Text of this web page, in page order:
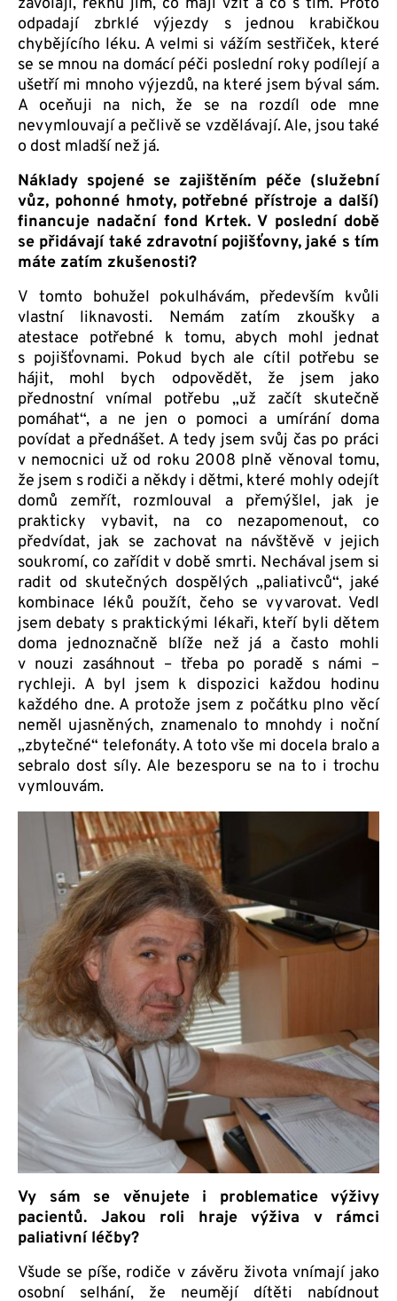
zavolají, řeknu jim, co mají vzít a co s tím. Proto
odpadají zbrklé výjezdy s jednou krabičkou
chybějícího léku. A velmi si vážím sestřiček, které
se se mnou na domácí péči poslední roky podílejí a
ušetří mi mnoho výjezdů, na které jsem býval sám.
A oceňuji na nich, že se na rozdíl ode mne
nevymlouvají a pečlivě se vzdělávají. Ale, jsou také
o dost mladší než já.
Náklady spojené se zajištěním péče (služební
vůz, pohonné hmoty, potřebné přístroje a další)
financuje nadační fond Krtek. V poslední době
se přidávají také zdravotní pojišťovny, jaké s tím
máte zatím zkušenosti?
V tomto bohužel pokulhávám, především kvůli
vlastní liknavosti. Nemám zatím zkoušky a
atestace potřebné k tomu, abych mohl jednat
s pojišťovnami. Pokud bych ale cítil potřebu se
hájit, mohl bych odpovědět, že jsem jako
přednostní vnímal potřebu „už začít skutečně
pomáhat“, a ne jen o pomoci a umírání doma
povídat a přednášet. A tedy jsem svůj čas po práci
v nemocnici už od roku 2008 plně věnoval tomu,
že jsem s rodiči a někdy i dětmi, které mohly odejít
domů zemřít, rozmlouval a přemýšlel, jak je
prakticky vybavit, na co nezapomenout, co
předvídat, jak se zachovat na návštěvě v jejich
soukromí, co zařídit v době smrti. Nechával jsem si
radit od skutečných dospělých „paliativců“, jaké
kombinace léků použít, čeho se vyvarovat. Vedl
jsem debaty s praktickými lékaři, kteří byli dětem
doma jednoznačně blíže než já a často mohli
v nouzi zasáhnout – třeba po poradě s námi –
rychleji. A byl jsem k dispozici každou hodinu
každého dne. A protože jsem z počátku plno věcí
neměl ujasněných, znamenalo to mnohdy i noční
„zbytečné“ telefonáty. A toto vše mi docela bralo a
sebralo dost síly. Ale bezesporu se na to i trochu
vymlouvám.
Vy sám se věnujete i problematice výživy
pacientů. Jakou roli hraje výživa v rámci
paliativní léčby?
Všude se píše, rodiče v závěru života vnímají jako
osobní selhání, že neumějí dítěti nabídnout